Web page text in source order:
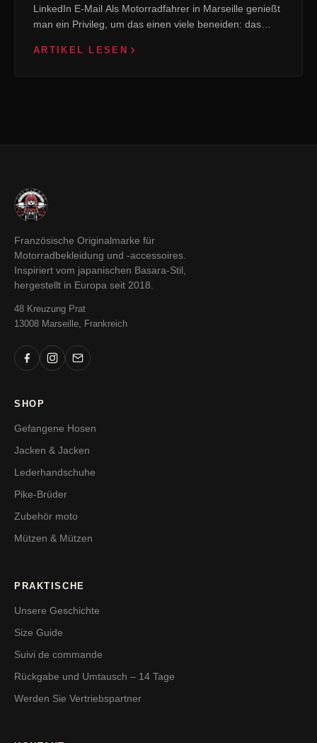
LinkedIn E-Mail Als Motorradfahrer in Marseille genießt
man ein Privileg, um das einen viele beneiden: das
ARTIKEL LESEN
Französische Originalmarke für
Motorradbekleidung und -accessoires.
Inspiriert vom japanischen Basara-Stil,
hergestellt in Europa seit 2018.
48 Kreuzung Prat
13008 Marseille, Frankreich
SHOP
Gefangene Hosen
Jacken & Jacken
Lederhandschuhe
Pike-Brüder
Zubehör moto
Mützen & Mützen
PRAKTISCHE
Unsere Geschichte
Size Guide
Suivi de commande
Rückgabe und Umtausch – 14 Tage
Werden Sie Vertriebspartner